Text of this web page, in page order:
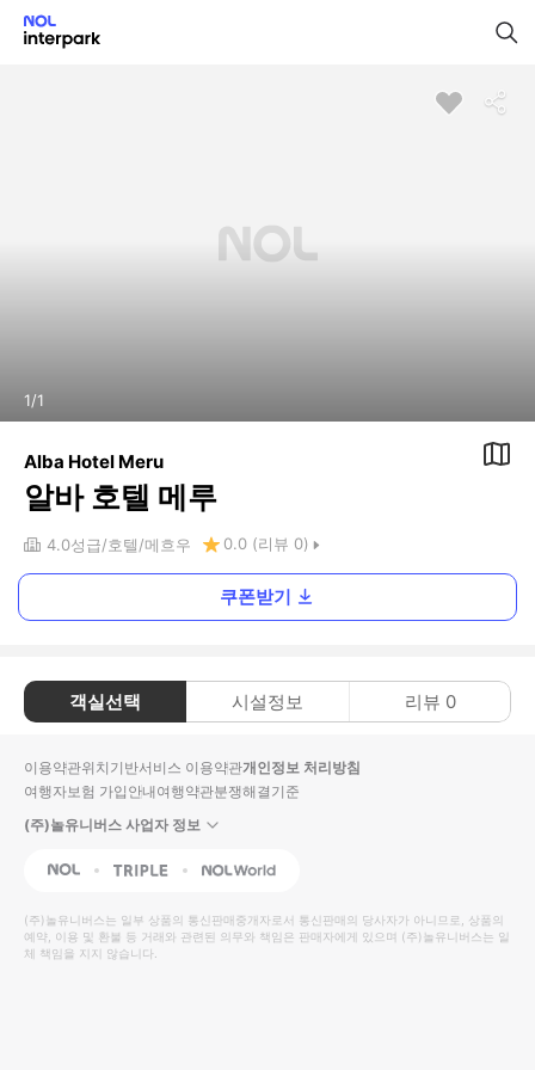
1/1
Alba Hotel Meru
알바 호텔 메루
4.0성급 호텔 메흐우 0.0 (리뷰 0)
쿠폰받기
객실선택 시설정보 리뷰 0
이용약관위치기반서비스 이용약관개인정보 처리방침
여행자보험 가입안내여행약관분쟁해결기준
(주)놀유니버스 사업자 정보
NOL Triple Interpark Global
(주)놀유니버스는 일부 상품의 통신판매중개자로서 통신판매의 당사자가 아니므로, 상품의
예약, 이용 및 환불 등 거래와 관련된 의무와 책임은 판매자에게 있으며 (주)놀유니버스는 일
체 책임을 지지 않습니다.